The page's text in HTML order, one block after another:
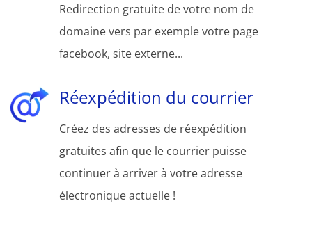
Redirection gratuite de votre nom de
domaine vers par exemple votre page
facebook, site externe...
Réexpédition du courrier
Créez des adresses de réexpédition
gratuites afin que le courrier puisse
continuer à arriver à votre adresse
électronique actuelle !